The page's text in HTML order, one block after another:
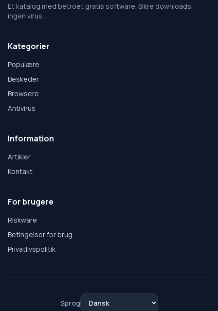
Et katalog med betroet gratis software. Sikre downloads,
ingen virus.
Kategorier
Populære
Beskeder
Browsere
Antivirus
Information
Artikler
Kontakt
For brugere
Riskware
Betingelser for brug
Privatlivspolitik
Sprog